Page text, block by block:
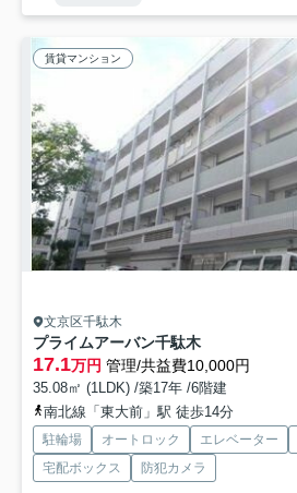
賃貸マンション
文京区千駄木
プライムアーバン千駄木
17.1万円 管理/共益費10,000円
35.08㎡ (1LDK) /築17年 /6階建
南北線「東大前」駅 徒歩14分
駐輪場 オートロック エレベーター
宅配ボックス
防犯カメラ